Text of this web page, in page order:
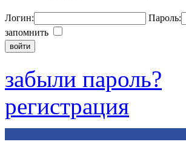
Логин:
Пароль:
запомнить
забыли пароль?
регистрация